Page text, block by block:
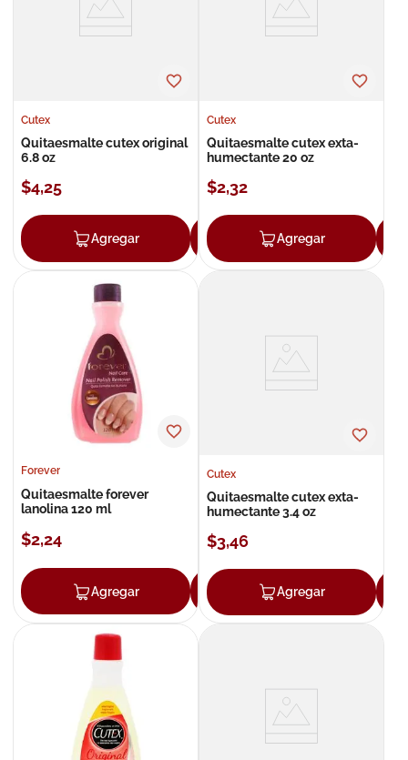
Cutex
Quitaesmalte cutex original
6.8 oz
$4,25
Agregar Agregar
Cutex
Quitaesmalte cutex exta-
humectante 20 oz
$2,32
Agregar
Forever
Quitaesmalte forever
lanolina 120 ml
$2,24
Agregar Agregar
Cutex
Quitaesmalte cutex exta-
humectante 3.4 oz
$3,46
Agregar